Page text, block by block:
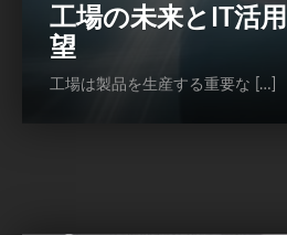
工場の未来とIT活
望
工場は製品を生産する重要な […]